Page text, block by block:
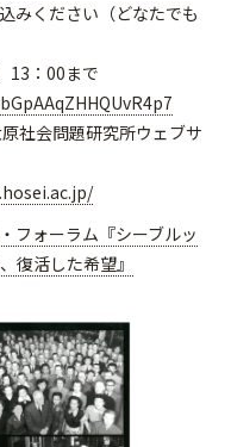
ください（どなたでも
00まで
会問題研究所ウェブサ
フォーラム『シーブルッ
復活した希望』